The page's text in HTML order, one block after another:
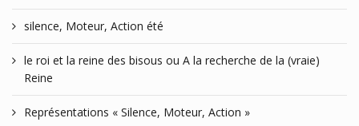
silence, Moteur, Action été
le roi et la reine des bisous ou A la recherche de la (vraie)
Reine
Représentations « Silence, Moteur, Action »